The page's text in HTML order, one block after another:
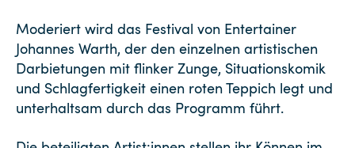
Moderiert wird das Festival von Entertainer
Johannes Warth, der den einzelnen artistischen
Darbietungen mit flinker Zunge, Situationskomik
und Schlagfertigkeit einen roten Teppich legt und
unterhaltsam durch das Programm führt.